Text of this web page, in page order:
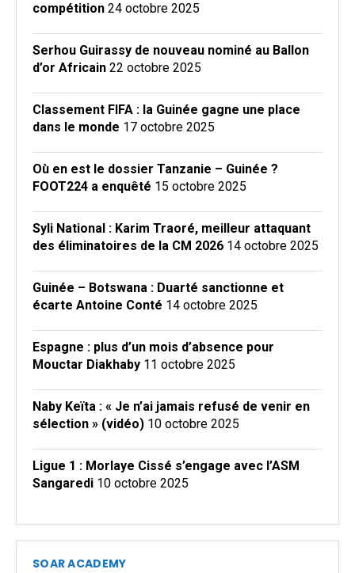
compétition 24 octobre 2025
Serhou Guirassy de nouveau nominé au Ballon
d’or Africain 22 octobre 2025
Classement FIFA : la Guinée gagne une place
dans le monde 17 octobre 2025
Où en est le dossier Tanzanie – Guinée ?
FOOT224 a enquêté 15 octobre 2025
Syli National : Karim Traoré, meilleur attaquant
des éliminatoires de la CM 2026 14 octobre 2025
Guinée – Botswana : Duarté sanctionne et
écarte Antoine Conté 14 octobre 2025
Espagne : plus d’un mois d’absence pour
Mouctar Diakhaby 11 octobre 2025
Naby Keïta : « Je n’ai jamais refusé de venir en
sélection » (vidéo) 10 octobre 2025
Ligue 1 : Morlaye Cissé s’engage avec l’ASM
Sangaredi 10 octobre 2025
SOAR ACADEMY